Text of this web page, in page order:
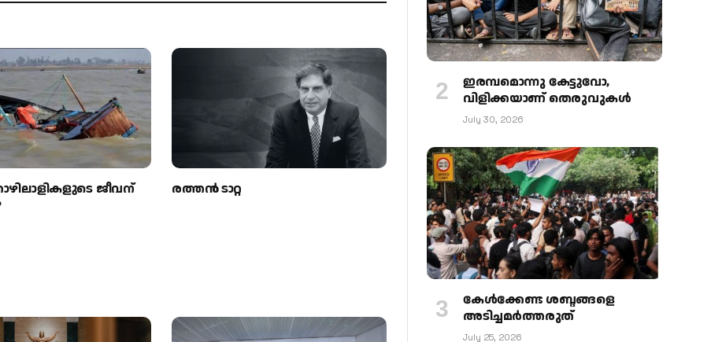
ജീവന്
രത്തന്‍ ടാറ്റ
ഇരമ്പമൊന്നു കേട്ടുവോ,
വിളിക്കയാണ് തെരുവുകള്‍
July 30, 2026
കേള്‍ക്കേണ്ട ശബ്ദങ്ങളെ
അടിച്ചമര്‍ത്തരുത്
July 25, 2026